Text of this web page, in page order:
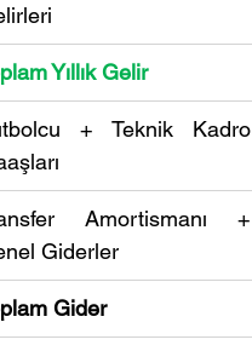
Yıllık Gelir
+ Teknik Kadro
Amortismanı +
Giderler
Gider